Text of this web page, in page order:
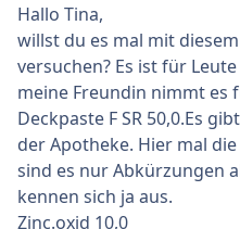
Hallo Tina,
willst du es mal mit
versuchen? Es ist für
meine Freundin nimmt es
Deckpaste F SR 50,0.Es
der Apotheke. Hier mal
sind es nur Abkürzungen
kennen sich ja aus.
Zinc.oxid 10,0